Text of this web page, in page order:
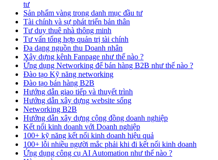
tư
Sản phẩm vàng trong danh mục đầu tư
Tài chính và sự phát triển bản thân
Tư duy thuê nhà thông minh
Tư vấn tổng hợp quản trị tài chính
Đa dạng nguồn thu Doanh nhân
Xây dựng kênh Fanpage như thế nào ?
Ứng dụng Networking để bán hàng B2B như thế nào ?
Đào tạo Kỹ năng networking
Đào tạo bán hàng B2B
Hướng dẫn giao tiếp và thuyết trình
Hướng dẫn xây dựng website sống
Networking B2B
Hướng dẫn xây dựng cộng đồng doanh nghiệp
Kết nối kinh doanh với Doanh nghiệp
100+ kỹ năng kết nối kinh doanh hiệu quả
100+ lỗi nhiều người mắc phải khi đi kết nối kinh doanh
Ứng dụng công cụ AI Automation như thế nào ?